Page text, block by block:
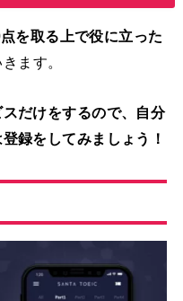
を取る上で役に立った
ます。
だけをするので、自分
録をしてみましょう！